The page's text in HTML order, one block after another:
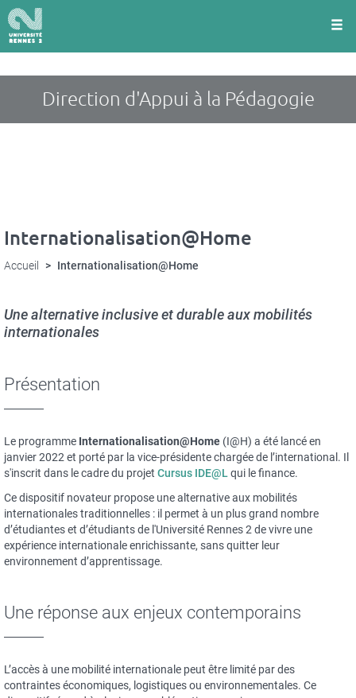
Panneau de gestion des cookies
Aller
au
contenu
Direction d'Appui à la Pédagogie
Internationalisation@Home
Accueil Internationalisation@Home
Une alternative inclusive et durable aux mobilités
internationales
Présentation
Le programme Internationalisation@Home (I@H) a été lancé en
janvier 2022 et porté par la vice-présidente chargée de l’international. Il
s'inscrit dans le cadre du projet Cursus IDE@L qui le finance.
Ce dispositif novateur propose une alternative aux mobilités
internationales traditionnelles : il permet à un plus grand nombre
d’étudiantes et d’étudiants de l'Université Rennes 2 de vivre une
expérience internationale enrichissante, sans quitter leur
environnement d’apprentissage.
Une réponse aux enjeux contemporains
L’accès à une mobilité internationale peut être limité par des
contraintes économiques, logistiques ou environnementales. Ce